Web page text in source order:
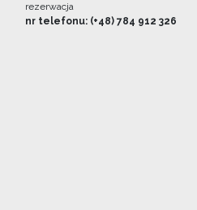
rezerwacja
nr telefonu: (+48) 784 912 326